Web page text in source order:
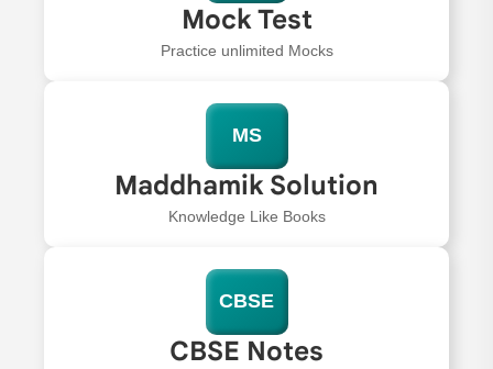
Mock Test
Practice unlimited Mocks
MS
Maddhamik Solution
Knowledge Like Books
CBSE
CBSE Notes